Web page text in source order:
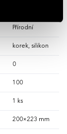
Přírodní
korek, silikon
0
100
1 ks
200×223 mm